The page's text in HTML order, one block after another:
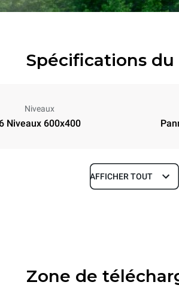
Spécifications
Niveaux
Niveaux 600x400
Profondeur
Taille de la
AFFICHER TOUT
Zone de